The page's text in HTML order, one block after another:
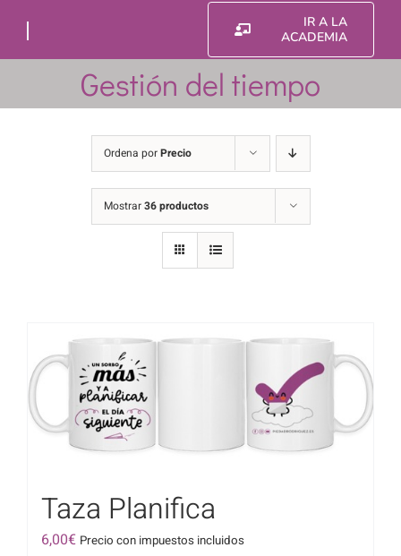
contenido
IR A LA
ACADEMIA
Gestión del tiempo
Ordena porPrecio
Mostrar36 productos
Taza Planifica
6,00€ Precio con impuestos incluidos